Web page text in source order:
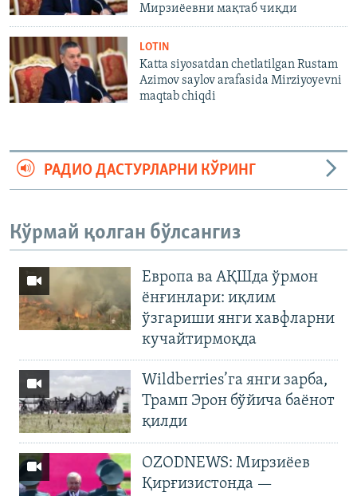
Мирзиёевни мақтаб чиқди
LOTIN
Katta siyosatdan chetlatilgan Rustam
Azimov saylov arafasida Mirziyoyevni
maqtab chiqdi
РАДИО ДАСТУРЛАРНИ КЎРИНГ
Кўрмай қолган бўлсангиз
Европа ва АҚШда ўрмон
ёнғинлари: иқлим
ўзгариши янги хавфларни
кучайтирмоқда
Wildberries’га янги зарба,
Трамп Эрон бўйича баёнот
қилди
OZODNEWS: Мирзиёев
Қирғизистонда —